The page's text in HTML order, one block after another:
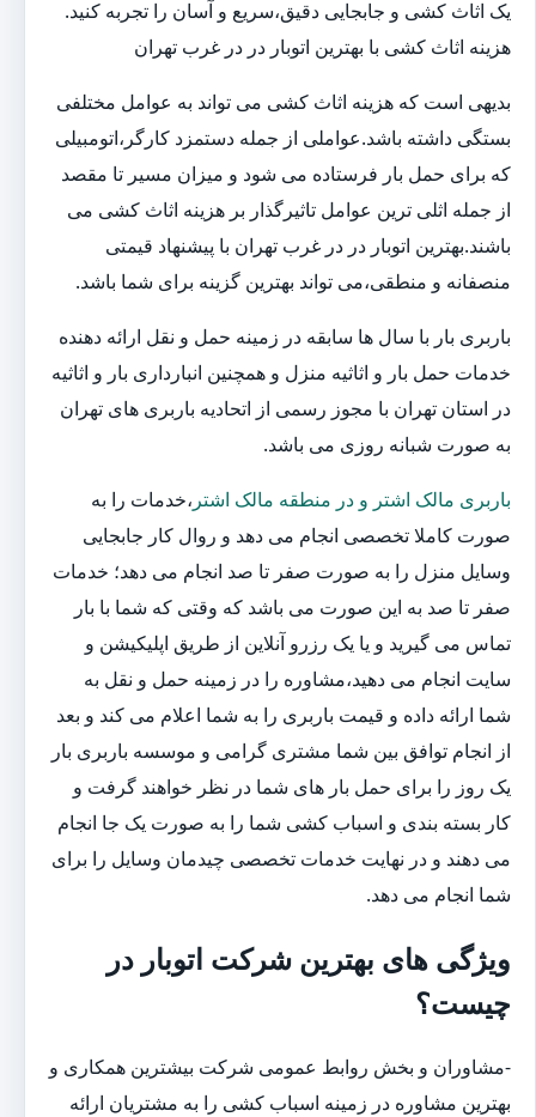
یک اثاث کشی و جابجایی دقیق،سریع و آسان را تجربه کنید.
هزینه اثاث کشی با بهترین اتوبار در در غرب تهران
بدیهی است که هزینه اثاث کشی می تواند به عوامل مختلفی
بستگی داشته باشد.عواملی از جمله دستمزد کارگر،اتومبیلی
که برای حمل بار فرستاده می شود و میزان مسیر تا مقصد
از جمله اثلی ترین عوامل تاثیرگذار بر هزینه اثاث کشی می
باشند.بهترین اتوبار در در غرب تهران با پیشنهاد قیمتی
منصفانه و منطقی،می تواند بهترین گزینه برای شما باشد.
باربری بار با سال ها سابقه در زمینه حمل و نقل ارائه دهنده
خدمات حمل بار و اثاثیه منزل و همچنین انبارداری بار و اثاثیه
در استان تهران با مجوز رسمی از اتحادیه باربری های تهران
به صورت شبانه روزی می باشد.
باربری مالک اشتر و در منطقه مالک اشتر ،خدمات را به
صورت کاملا تخصصی انجام می دهد و روال کار جابجایی
وسایل منزل را به صورت صفر تا صد انجام می دهد؛ خدمات
صفر تا صد به این صورت می باشد که وقتی که شما با بار
تماس می گیرید و یا یک رزرو آنلاین از طریق اپلیکیشن و
سایت انجام می دهید،مشاوره را در زمینه حمل و نقل به
شما ارائه داده و قیمت باربری را به شما اعلام می کند و بعد
از انجام توافق بین شما مشتری گرامی و موسسه باربری بار
یک روز را برای حمل بار های شما در نظر خواهند گرفت و
کار بسته بندی و اسباب کشی شما را به صورت یک جا انجام
می دهند و در نهایت خدمات تخصصی چیدمان وسایل را برای
شما انجام می دهد.
ویژگی های بهترین شرکت اتوبار در
چیست؟
-مشاوران و بخش روابط عمومی شرکت بیشترین همکاری و
بهترین مشاوره در زمینه اسباب کشی را به مشتریان ارائه